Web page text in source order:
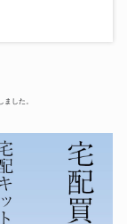
した。